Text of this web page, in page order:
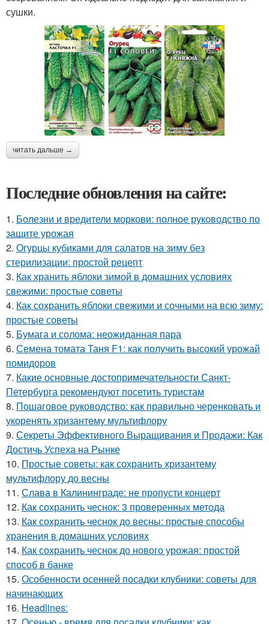
сушки.
читать дальше →
Последние обновления на сайте:
1. Болезни и вредители моркови: полное руководство по
защите урожая
2. Огурцы кубиками для салатов на зиму без
стерилизации: простой рецепт
3. Как хранить яблоки зимой в домашних условиях
свежими: простые советы
4. Как сохранить яблоки свежими и сочными на всю зиму:
простые советы
5. Бумага и солома: неожиданная пара
6. Семена томата Таня F1: как получить высокий урожай
помидоров
7. Какие основные достопримечательности Санкт-
Петербурга рекомендуют посетить туристам
8. Пошаговое руководство: как правильно черенковать и
укоренять хризантему мультифлору
9. Секреты Эффективного Выращивания и Продажи: Как
Достичь Успеха на Рынке
10. Простые советы: как сохранить хризантему
мультифлору до весны
11. Слава в Калининграде: не пропусти концерт
12. Как сохранить чеснок: 3 проверенных метода
13. Как сохранить чеснок до весны: простые способы
хранения в домашних условиях
14. Как сохранить чеснок до нового урожая: простой
способ в банке
15. Особенности осенней посадки клубники: советы для
начинающих
16. Headlines: